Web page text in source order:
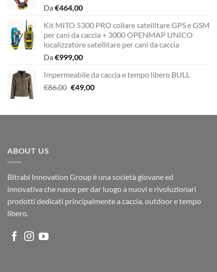
Da €464,00
Kit MITO 5300 PRO collare satellitare GPS e GSM
per cani da caccia + 3000 OPENMAP UNICO
localizzatore satellitare per cani da caccia
Da €999,00
Impermeabile da caccia e tempo libero BULL
€86,00 Il
era:
€49,00Il
è:
ABOUT US
Bitrabi Innovation Group è una società giovane ed
innovativa che nasce per dar luogo a nuovi e rivoluzionari
prodotti dedicati principalmente a caccia, outdoor e tempo
libero.